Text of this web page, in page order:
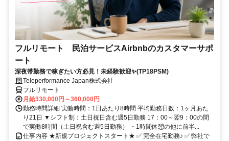
フルリモート 民泊サービスAirbnbのカスタマーサポ
ート
深夜帯勤務で稼ぎたい方必見！未経験歓迎✨(TP18PSM)
Teleperformance Japan株式会社
フルリモート
月給330,000円～360,000円
勤務時間詳細 実働時間：1日あたり8時間 平均勤務日数：1ヶ月あた
り21日 ▼シフト制：土日祝日含む週5日勤務 17：00～翌9：00の間
で実働8時間（土日祝含む週5日勤務） ・1時間休憩の他に前半...
仕事内容 ★新規プロジェクトスタート★ ✅ 完全在宅勤務♪ ✅ 弊社で